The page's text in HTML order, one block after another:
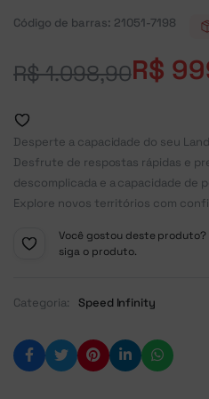
Código de barras: 21051-7198
R$1.098,90R$
Desperte a capacidade do seu
Desfrute de respostas rápidas e
descomplicada e a capacidade de
Explore novos territórios com
Você gostou deste
siga o produto.
Categoria: Speed Infinity